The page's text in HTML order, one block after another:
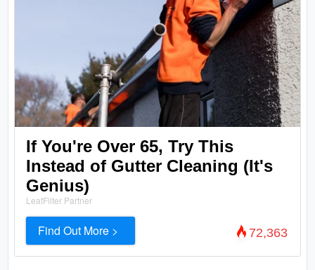
If You're Over 65, Try This
Instead of Gutter Cleaning (It's
Genius)
LeafFilter Partner
Find Out More > 72,363